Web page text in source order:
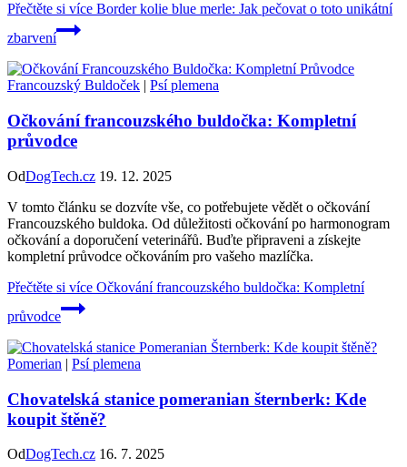
Přečtěte si více Border kolie blue merle: Jak pečovat o toto unikátní
zbarvení
Francouzský Buldoček | Psí plemena
Očkování francouzského buldočka: Kompletní
průvodce
OdDogTech.cz 19. 12. 2025
V tomto článku se dozvíte vše, co potřebujete vědět o očkování
Francouzského buldoka. Od důležitosti očkování po harmonogram
očkování a doporučení veterinářů. Buďte připraveni a získejte
kompletní průvodce očkováním pro vašeho mazlíčka.
Přečtěte si více Očkování francouzského buldočka: Kompletní
průvodce
Pomerian | Psí plemena
Chovatelská stanice pomeranian šternberk: Kde
koupit štěně?
OdDogTech.cz 16. 7. 2025